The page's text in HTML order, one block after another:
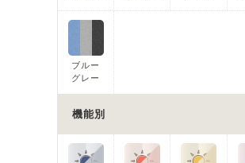
ブルー
グレー
機能別